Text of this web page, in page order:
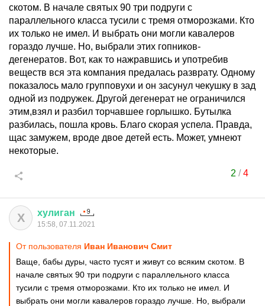
скотом. В начале святых 90 три подруги с
параллельного класса тусили с тремя отморозками. Кто
их только не имел. И выбрать они могли кавалеров
гораздо лучше. Но, выбрали этих гопников-
дегенератов. Вот, как то нажравшись и употребив
веществ вся эта компания предалась разврату. Одному
показалось мало групповухи и он засунул чекушку в зад
одной из подружек. Другой дегенерат не ограничился
этим,взял и разбил торчавшее горлышко. Бутылка
разбилась, пошла кровь. Благо скорая успела. Правда,
щас замужем, вроде двое детей есть. Может, умнеют
некоторые.
2 /4
Х хулиган
15:58, 07.11.2021
От пользователя Иван Иванович Смит
Ваще, бабы дуры, часто тусят и живут со всяким скотом. В
начале святых 90 три подруги с параллельного класса
тусили с тремя отморозками. Кто их только не имел. И
выбрать они могли кавалеров гораздо лучше. Но, выбрали